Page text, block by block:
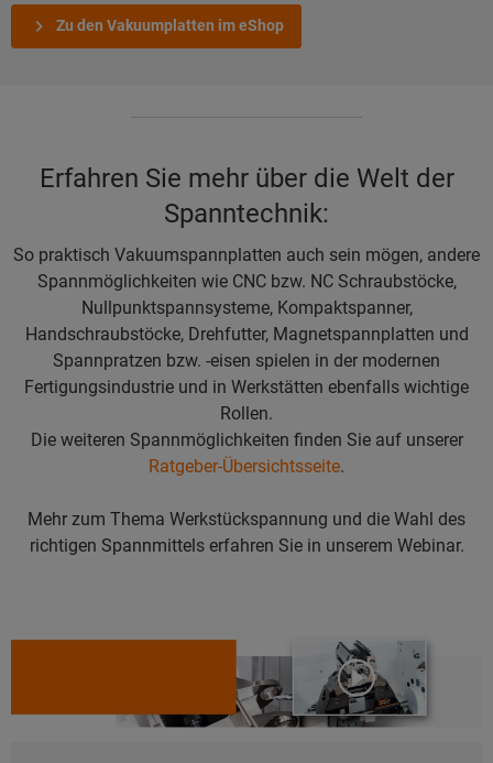
Zu den Vakuumplatten im eShop
Erfahren Sie mehr über die Welt der
Spanntechnik:
So praktisch Vakuumspannplatten auch sein mögen, andere
Spannmöglichkeiten wie CNC bzw. NC Schraubstöcke,
Nullpunktspannsysteme, Kompaktspanner,
Handschraubstöcke, Drehfutter, Magnetspannplatten und
Spannpratzen bzw. -eisen spielen in der modernen
Fertigungsindustrie und in Werkstätten ebenfalls wichtige
Rollen.
Die weiteren Spannmöglichkeiten finden Sie auf unserer
Ratgeber-Übersichtsseite.
Mehr zum Thema Werkstückspannung und die Wahl des
richtigen Spannmittels erfahren Sie in unserem Webinar.